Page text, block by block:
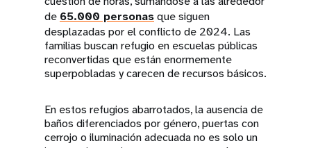
de 65.000 personasque siguen
desplazadas por el conflicto de 2024. Las
familias buscan refugio en escuelas públicas
reconvertidas que están enormemente
superpobladas y carecen de recursos básicos.
En estos refugios abarrotados, la ausencia de
baños diferenciados por género, puertas con
cerrojo o iluminación adecuada no es solo un